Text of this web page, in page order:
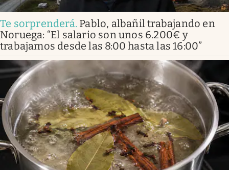
Te sorprenderá. Pablo, albañil trabajando en
Noruega: “El salario son unos 6.200€ y
trabajamos desde las 8:00 hasta las 16:00”